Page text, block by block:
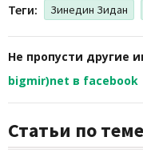
Теги: Зинедин Зидан
Не пропусти другие
bigmir)net в facebook
Статьи по теме